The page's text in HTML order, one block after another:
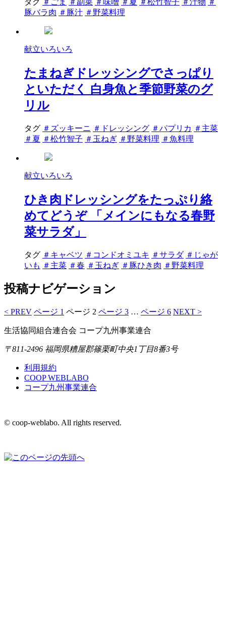
タグ ＃ごま ＃副菜 ＃味噌 ＃夏 ＃松竹智子 ＃汁物 ＃
豚バラ肉 ＃豚汁 ＃野菜料理
献立いろいろ
たまねぎドレッシングでさっぱり
といただく 白身魚と季節野菜のグ
リル
タグ ＃ズッキーニ ＃ドレッシング ＃パプリカ ＃主菜
＃夏 ＃松竹智子 ＃玉ねぎ ＃野菜料理 ＃魚料理
献立いろいろ
ひき肉ドレッシングをたっぷり絡
めてどうぞ 「メインにもなる春野
菜サラダ」
タグ ＃キャベツ ＃コンドオミユキ ＃サラダ ＃じゃが
いも ＃主菜 ＃春 ＃玉ねぎ ＃豚ひき肉 ＃野菜料理
投稿ナビゲーション
< PREV ページ 1 ページ 2 ページ 3 … ページ 6 NEXT >
生活協同組合連合会 コープ九州事業連合
〒811-2496 福岡県糟屋郡篠栗町中央1丁目8番3号
利用規約
COOP WEBLABO
コープ九州事業連合
© coop-weblabo. All rights reserved.